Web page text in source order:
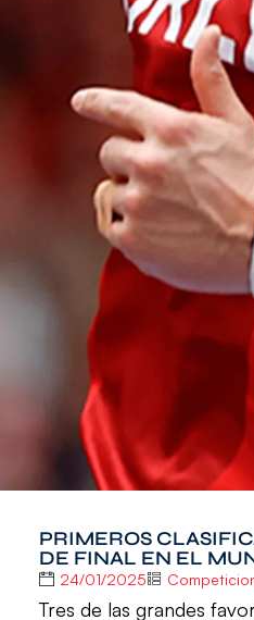
PRIMEROS
DE FINAL EN EL
24/01/2025
Tres de las grandes